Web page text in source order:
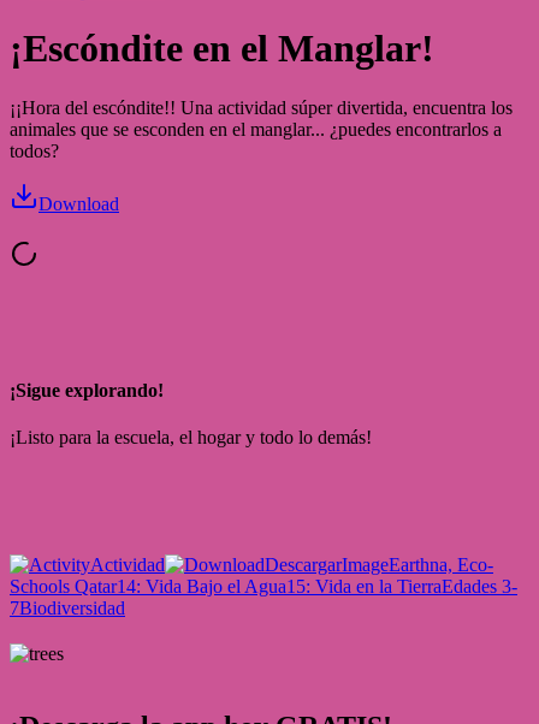
¡Escóndite en el Manglar!
¡¡Hora del escóndite!! Una actividad súper divertida, encuentra los
animales que se esconden en el manglar... ¿puedes encontrarlos a
todos?
Download
¡Sigue explorando!
¡Listo para la escuela, el hogar y todo lo demás!
Actividad DescargarImageEarthna, Eco-
Schools Qatar14: Vida Bajo el Agua15: Vida en la TierraEdades 3-
7Biodiversidad